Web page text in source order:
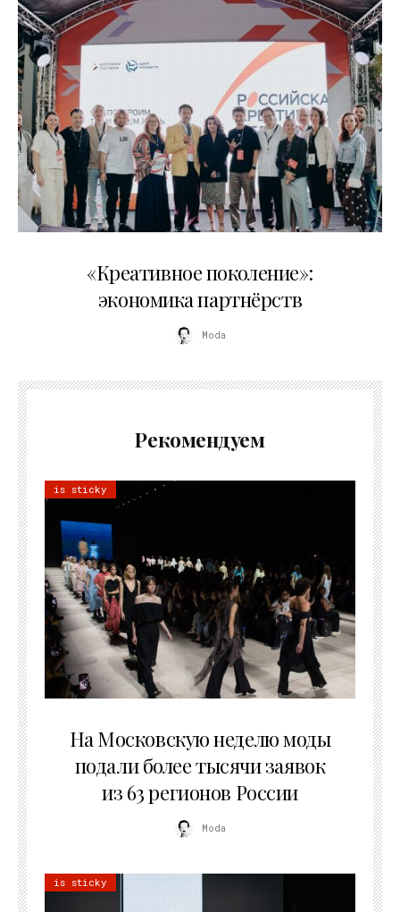
«Креативное поколение»:
экономика партнёрств
Moda
Рекомендуем
is sticky
На Московскую неделю моды
подали более тысячи заявок
из 63 регионов России
Moda
is sticky